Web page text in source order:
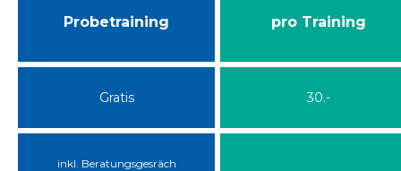
Probetraining pro Training
Gratis 30.-
inkl. Beratungsgesräch